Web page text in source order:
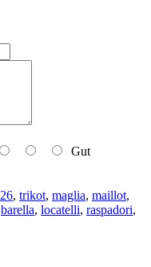
Gut
, trikot, maglia, maillot,
barella, locatelli, raspadori,